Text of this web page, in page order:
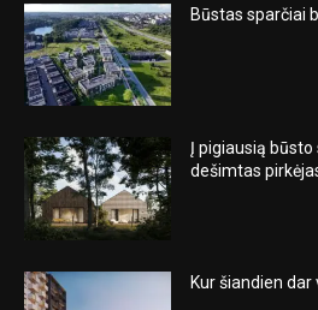
Būstas sparčiai
Į pigiausią
dešimtas
Kur šiandien dar